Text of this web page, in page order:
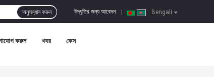
Bengali
উদ্ধৃতির জন্য আবেদন
অনুসন্ধান করুন
করুন খবর কেস